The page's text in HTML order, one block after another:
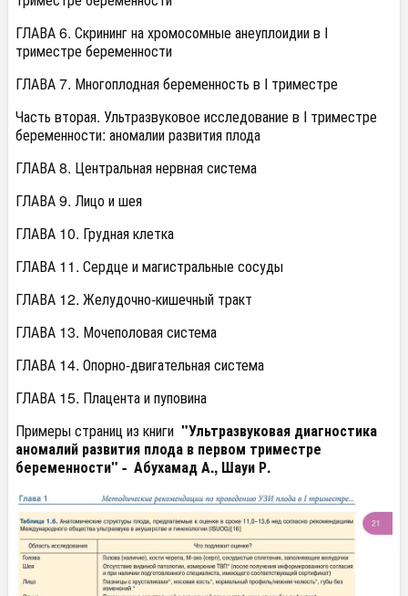
ГЛАВА 6. Скрининг на хромосомные анеуплоидии в I
триместре беременности
ГЛАВА 7. Многоплодная беременность в I триместре
Часть вторая. Ультразвуковое исследование в I триместре
беременности: аномалии развития плода
ГЛАВА 8. Центральная нервная система
ГЛАВА 9. Лицо и шея
ГЛАВА 10. Грудная клетка
ГЛАВА 11. Сердце и магистральные сосуды
ГЛАВА 12. Желудочно-кишечный тракт
ГЛАВА 13. Мочеполовая система
ГЛАВА 14. Опорно-двигательная система
ГЛАВА 15. Плацента и пуповина
Примеры страниц из книги "Ультразвуковая диагностика
аномалий развития плода в первом триместре
беременности" - Абухамад А., Шауи Р.